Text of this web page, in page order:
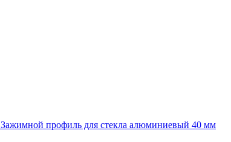
Зажимной профиль для стекла алюминиевый 40 мм